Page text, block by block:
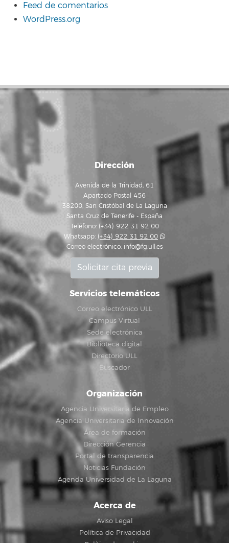
Feed de comentarios
WordPress.org
Dirección
Avenida de la Trinidad, 61
Apartado Postal 456
38200, San Cristóbal de La Laguna
Santa Cruz de Tenerife - España
Teléfono: (+34) 922 31 92 00
Whatsapp: (+34) 922 31 92 00
Correo electrónico: info@fg.ull.es
Solicitar cita previa
Servicios telemáticos
Correo electrónico ULL
Campus Virtual
Sede electrónica
Biblioteca digital
Directorio ULL
Buscador
Organización
Agencia Universitaria de Empleo
Agencia Universitaria de Innovación
Área de formación
Dirección Gerencia
Portal de transparencia
Noticias Fundación
Agenda Universidad de La Laguna
Acerca de
Aviso Legal
Política de Privacidad